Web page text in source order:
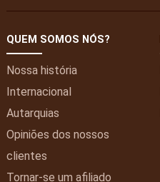
QUEM SOMOS NÓS?
Nossa história
Internacional
Autarquias
Opiniões dos nossos
clientes
Tornar-se um afiliado